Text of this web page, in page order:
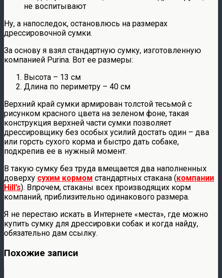
не воспитывают
Ну, а напоследок, остановлюсь на размерах
дрессировочной сумки.
За основу я взял стандартную сумку, изготовленную
компанией Purina. Вот ее размеры:
Высота – 13 см
Длина по периметру – 40 см
Верхний край сумки армирован толстой тесьмой с
рисунком красного цвета на зеленом фоне, такая
конструкция верхней части сумки позволяет
дрессировщику без особых усилий достать один – два
или горсть сухого корма и быстро дать собаке,
подкрепив ее в нужный момент.
В такую сумку без труда вмещается два наполненных
доверху сухим кормом стандартных стакана (компании
Hill’s). Впрочем, стаканы всех производящих корм
компаний, приблизительно одинакового размера.
Я не перестаю искать в Интернете «места», где можно
купить сумку для дрессировки собак и когда найду,
обязательно дам ссылку.
Похожие записи